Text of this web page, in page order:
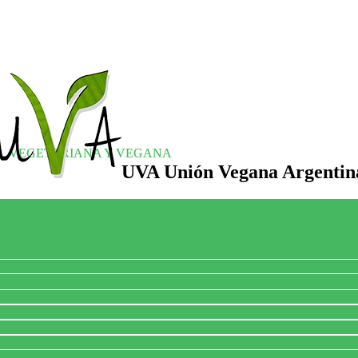
VEGETARIANA Y VEGANA
UVA Unión Vegana